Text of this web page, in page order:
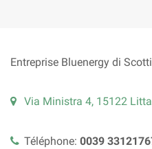
Entreprise Bluenergy di
Via Ministra 4, 15122
Téléphone: 0039